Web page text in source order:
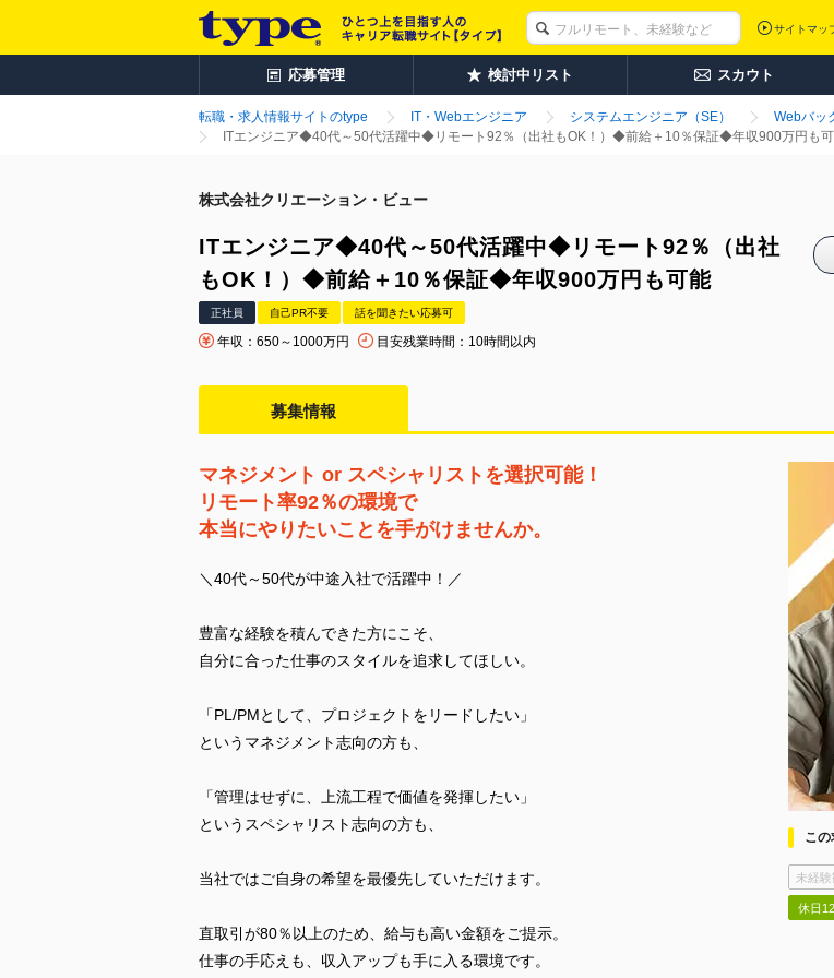
サイトマッ
応募管理 検討中リスト スカウト
転職・求人情報サイトのtype IT・Webエンジニア システムエンジニア（SE） Webバッ
ITエンジニア◆40代～50代活躍中◆リモート92％（出社もOK！）◆前給＋10％保証◆年収900万円も
株式会社クリエーション・ビュー
ITエンジニア◆40代～50代活躍中◆リモート92％（出社
もOK！）◆前給＋10％保証◆年収900万円も可能
正社員 自己PR不要 話を聞きたい応募可
年収：650～1000万円 目安残業時間：10時間以内
募集情報
こ
未経験
休日
マネジメント or スペシャリストを選択可能！
リモート率92％の環境で
本当にやりたいことを手がけませんか。
＼40代～50代が中途入社で活躍中！／
豊富な経験を積んできた方にこそ、
自分に合った仕事のスタイルを追求してほしい。
「PL/PMとして、プロジェクトをリードしたい」
というマネジメント志向の方も、
「管理はせずに、上流工程で価値を発揮したい」
というスペシャリスト志向の方も、
当社ではご自身の希望を最優先していただけます。
直取引が80％以上のため、給与も高い金額をご提示。
仕事の手応えも、収入アップも手に入る環境です。